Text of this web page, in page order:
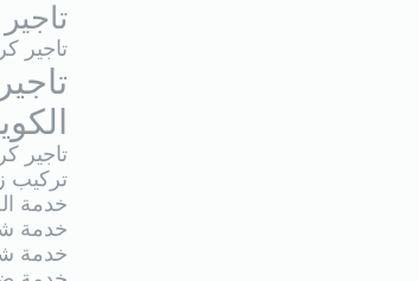
تاجير
تاجير
تركيب
خدمة
خدمة
خدمة